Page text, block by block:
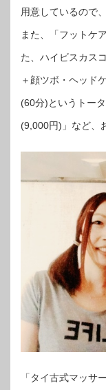
用意しているので
また、「フットケ
た、ハイビスカス
＋顔ツボ・ヘッド
(60分)というトー
(9,000円)」など、
「タイ古式マッサ